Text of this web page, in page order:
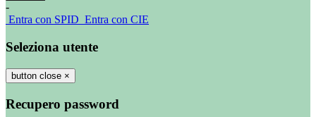
-
Entra con SPID Entra con CIE
Seleziona utente
button close ×
Recupero password